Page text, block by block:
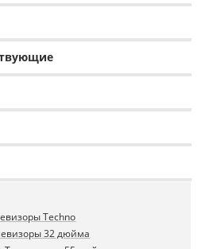
Techno
32 дюйма